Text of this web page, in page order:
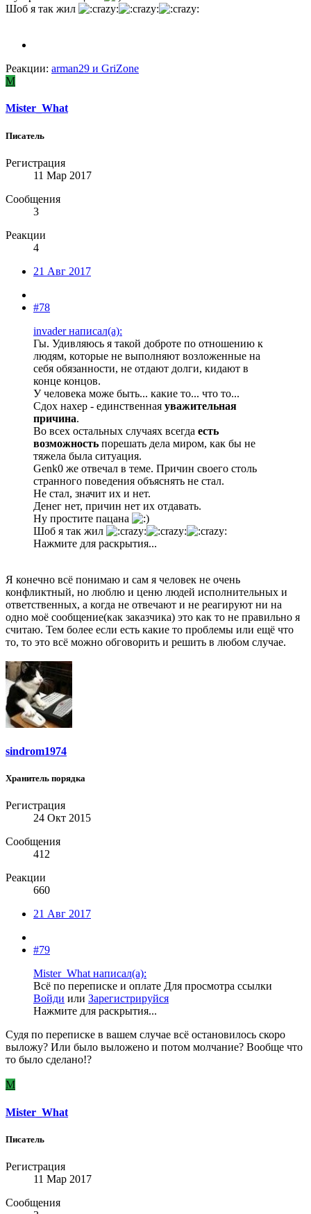
Шоб я так жил
Реакции: arman29 и GriZone
M
Mister_What
Писатель
Регистрация
11 Мар 2017
Сообщения
3
Реакции
4
21 Авг 2017
#78
invader написал(а):
Гы. Удивляюсь я такой доброте по отношению к
людям, которые не выполняют возложенные на
себя обязанности, не отдают долги, кидают в
конце концов.
У человека може быть... какие то... что то...
Сдох нахер - единственная уважительная
причина.
Во всех остальных случаях всегда есть
возможность порешать дела миром, как бы не
тяжела была ситуация.
Genk0 же отвечал в теме. Причин своего столь
странного поведения объяснять не стал.
Не стал, значит их и нет.
Денег нет, причин нет их отдавать.
Ну простите пацана
Шоб я так жил
Нажмите для раскрытия...
Я конечно всё понимаю и сам я человек не очень
конфликтный, но люблю и ценю людей исполнительных и
ответственных, а когда не отвечают и не реагируют ни на
одно моё сообщение(как заказчика) это как то не правильно я
считаю. Тем более если есть какие то проблемы или ещё что
то, то это всё можно обговорить и решить в любом случае.
sindrom1974
Хранитель порядка
Регистрация
24 Окт 2015
Сообщения
412
Реакции
660
21 Авг 2017
#79
Mister_What написал(а):
Всё по переписке и оплате Для просмотра ссылки
Войди или Зарегистрируйся
Нажмите для раскрытия...
Судя по переписке в вашем случае всё остановилось скоро
выложу? Или было выложено и потом молчание? Вообще что
то было сделано!?
M
Mister_What
Писатель
Регистрация
11 Мар 2017
Сообщения